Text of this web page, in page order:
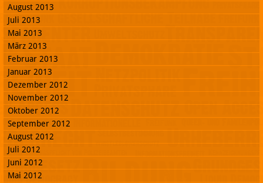
August 2013
Juli 2013
Mai 2013
März 2013
Februar 2013
Januar 2013
Dezember 2012
November 2012
Oktober 2012
September 2012
August 2012
Juli 2012
Juni 2012
Mai 2012